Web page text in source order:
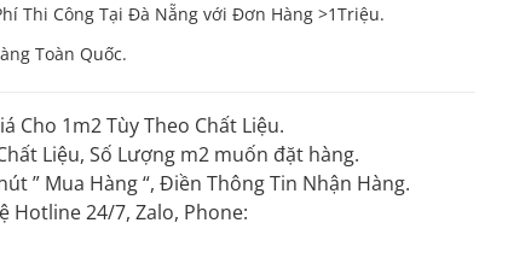
Thi Công Tại Đà Nẵng với Đơn Hàng >1Triệu.
Toàn Quốc.
Cho 1m2 Tùy Theo Chất Liệu.
Liệu, Số Lượng m2 muốn đặt hàng.
” Mua Hàng “, Điền Thông Tin Nhận Hàng.
Hotline 24/7, Zalo, Phone: